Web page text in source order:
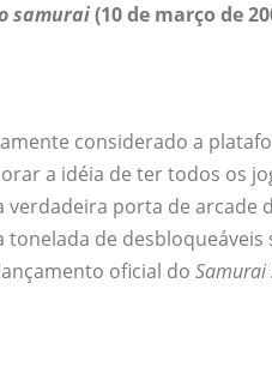
samurai(10 de março de
considerado a
a idéia de ter todos os
verdadeira porta de arcade
de desbloqueáveis
oficial do Samurai